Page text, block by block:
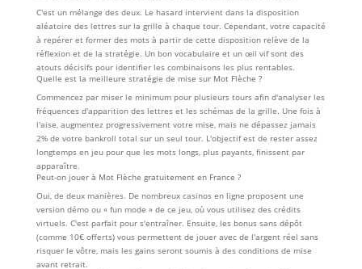
C'est un mélange des deux. Le hasard intervient dans la disposition
aléatoire des lettres sur la grille à chaque tour. Cependant, votre capacité
à repérer et former des mots à partir de cette disposition relève de la
réflexion et de la stratégie. Un bon vocabulaire et un œil vif sont des
atouts décisifs pour identifier les combinaisons les plus rentables.
Quelle est la meilleure stratégie de mise sur Mot Flèche ?
Commencez par miser le minimum pour plusieurs tours afin d'analyser les
fréquences d'apparition des lettres et les schémas de la grille. Une fois à
l'aise, augmentez progressivement votre mise, mais ne dépassez jamais
2% de votre bankroll total sur un seul tour. L'objectif est de rester assez
longtemps en jeu pour que les mots longs, plus payants, finissent par
apparaître.
Peut-on jouer à Mot Flèche gratuitement en France ?
Oui, de deux manières. De nombreux casinos en ligne proposent une
version démo ou « fun mode » de ce jeu, où vous utilisez des crédits
virtuels. C'est parfait pour s'entraîner. Ensuite, les bonus sans dépôt
(comme 10€ offerts) vous permettent de jouer avec de l'argent réel sans
risquer le vôtre, mais les gains seront soumis à des conditions de mise
avant retrait.